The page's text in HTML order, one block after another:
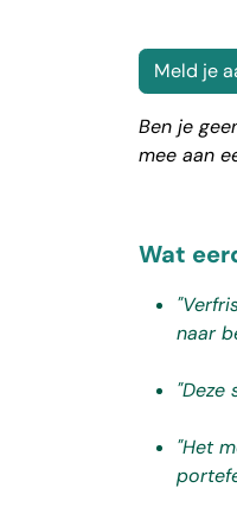
Meld je
Ben je
mee aan
Wat
naar
"Deze
"Het